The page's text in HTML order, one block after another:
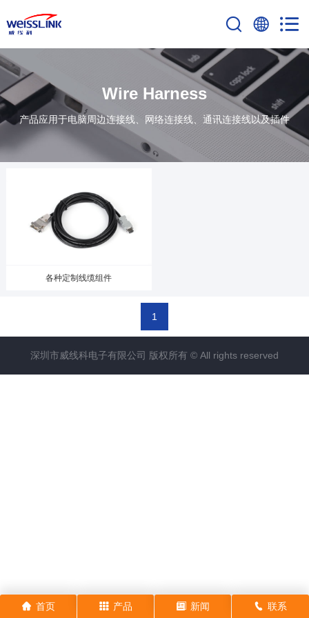
Wire Harness
产品应用于电脑周边连接线、网络连接线、通讯连接线以及插件
各种定制线缆组件
1
深圳市威线科电子有限公司 版权所有 © All rights reserved
首页 产品 新闻 联系